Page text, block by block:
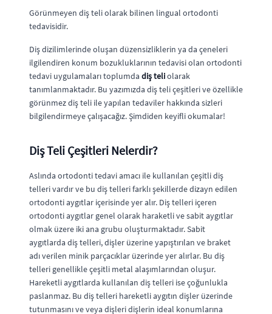
Görünmeyen diş teli olarak bilinen lingual ortodonti
tedavisidir.
Diş dizilimlerinde oluşan düzensizliklerin ya da çeneleri
ilgilendiren konum bozukluklarının tedavisi olan ortodonti
tedavi uygulamaları toplumda diş teliolarak
tanımlanmaktadır. Bu yazımızda diş teli çeşitleri ve özellikle
görünmez diş teli ile yapılan tedaviler hakkında sizleri
bilgilendirmeye çalışacağız. Şimdiden keyifli okumalar!
Diş Teli Çeşitleri Nelerdir?
Aslında ortodonti tedavi amacı ile kullanılan çeşitli diş
telleri vardır ve bu diş telleri farklı şekillerde dizayn edilen
ortodonti aygıtlar içerisinde yer alır. Diş telleri içeren
ortodonti aygıtlar genel olarak haraketli ve sabit aygıtlar
olmak üzere iki ana grubu oluşturmaktadır. Sabit
aygıtlarda diş telleri, dişler üzerine yapıştırılan ve braket
adı verilen minik parçacıklar üzerinde yer alırlar. Bu diş
telleri genellikle çeşitli metal alaşımlarından oluşur.
Hareketli aygıtlarda kullanılan diş telleri ise çoğunlukla
paslanmaz. Bu diş telleri hareketli aygıtın dişler üzerinde
tutunmasını ve veya dişleri dişlerin ideal konumlarına